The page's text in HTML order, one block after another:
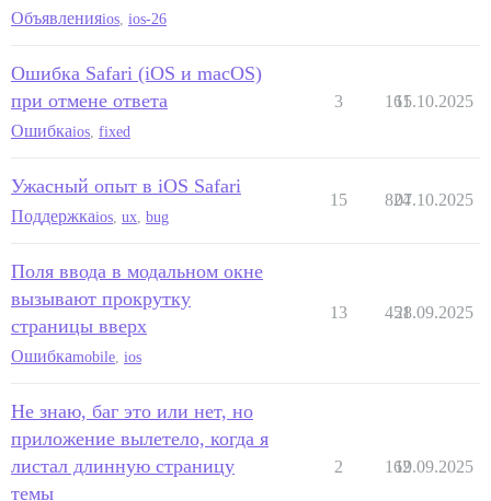
Объявленияios ios-26
Ошибка Safari (iOS и macOS)
при отмене ответа
Ошибкаios fixed
3 161
15.10.2025
Ужасный опыт в iOS Safari
Поддержкаios ux bug
15 824
07.10.2025
Поля ввода в модальном окне
вызывают прокрутку
страницы вверх
Ошибкаmobile ios
13 451
28.09.2025
Не знаю, баг это или нет, но
приложение вылетело, когда я
листал длинную страницу
темы
2 162
19.09.2025